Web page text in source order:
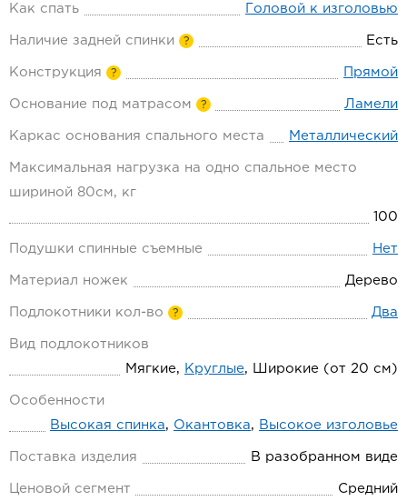
Как спать Головой к изголовью
Наличие задней спинки ? Есть
Конструкция ? Прямой
Основание под матрасом ? Ламели
Каркас основания спального места Металлический
Максимальная нагрузка на одно спальное место
шириной 80см, кг
100
Подушки спинные съемные Нет
Материал ножек Дерево
Подлокотники кол-во ? Два
Вид подлокотников
Мягкие, Круглые, Широкие (от 20 см)
Особенности
Высокая спинка, Окантовка, Высокое изголовье
Поставка изделия В разобранном виде
Ценовой сегмент Средний